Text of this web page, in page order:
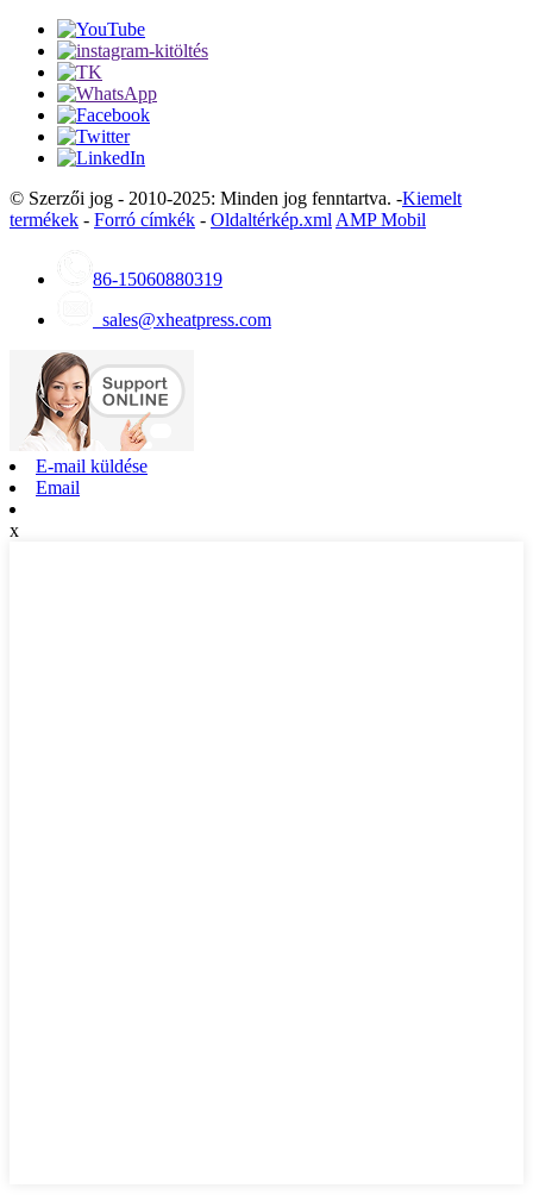
© Szerzői jog - 2010-2025: Minden jog fenntartva. -Kiemelt
termékek - Forró címkék - Oldaltérkép.xml AMP Mobil
86-15060880319
sales@xheatpress.com
E-mail küldése
Email
x